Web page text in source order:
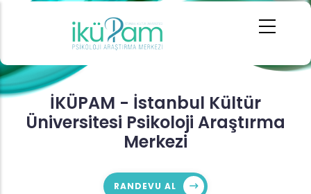
İKÜPAM - İstanbul Kültür
Üniversitesi Psikoloji Araştırma
Merkezi
RANDEVU AL